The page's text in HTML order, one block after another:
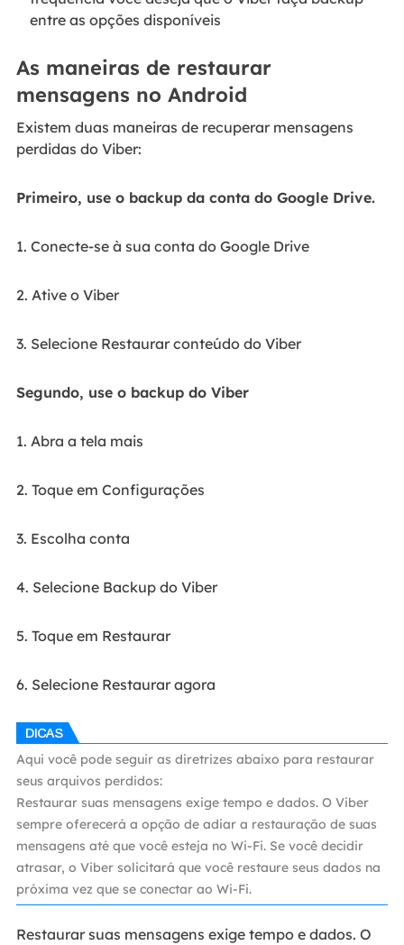
entre as opções disponíveis
As maneiras de restaurar
mensagens no Android
Existem duas maneiras de recuperar mensagens
perdidas do Viber:
Primeiro, use o backup da conta do Google Drive.
1. Conecte-se à sua conta do Google Drive
2. Ative o Viber
3. Selecione Restaurar conteúdo do Viber
Segundo, use o backup do Viber
1. Abra a tela mais
2. Toque em Configurações
3. Escolha conta
4. Selecione Backup do Viber
5. Toque em Restaurar
6. Selecione Restaurar agora
Aqui você pode seguir as diretrizes abaixo para restaurar
seus arquivos perdidos:
Restaurar suas mensagens exige tempo e dados. O Viber
sempre oferecerá a opção de adiar a restauração de suas
mensagens até que você esteja no Wi-Fi. Se você decidir
atrasar, o Viber solicitará que você restaure seus dados na
próxima vez que se conectar ao Wi-Fi.
Restaurar suas mensagens exige tempo e dados. O